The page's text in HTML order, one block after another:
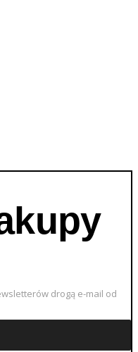
drogą e-mail od